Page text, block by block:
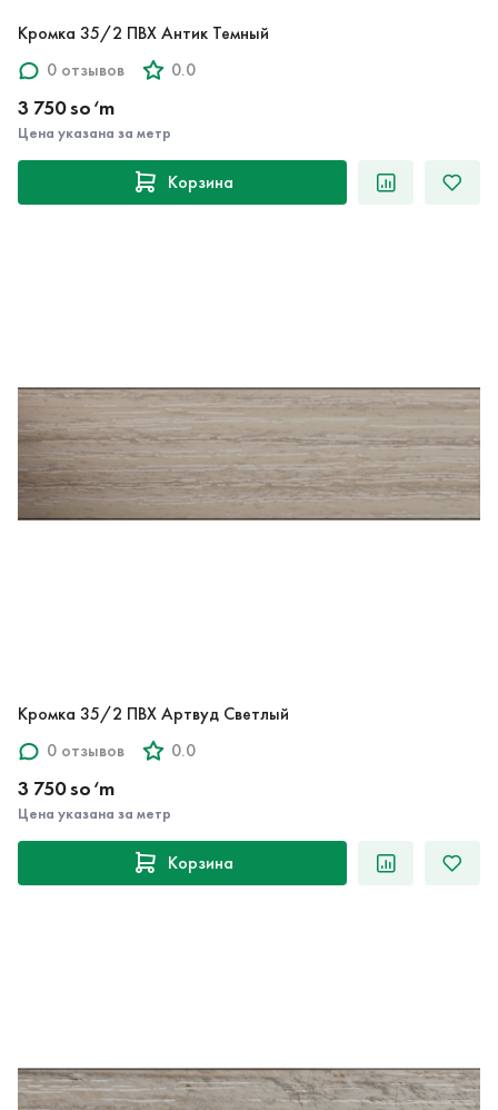
Кромка 35/2 ПВХ Антик Темный
0 отзывов
0.0
3 750 so‘m
Цена указана за метр
Корзина
Кромка 35/2 ПВХ Артвуд Светлый
0 отзывов
0.0
3 750 so‘m
Цена указана за метр
Корзина